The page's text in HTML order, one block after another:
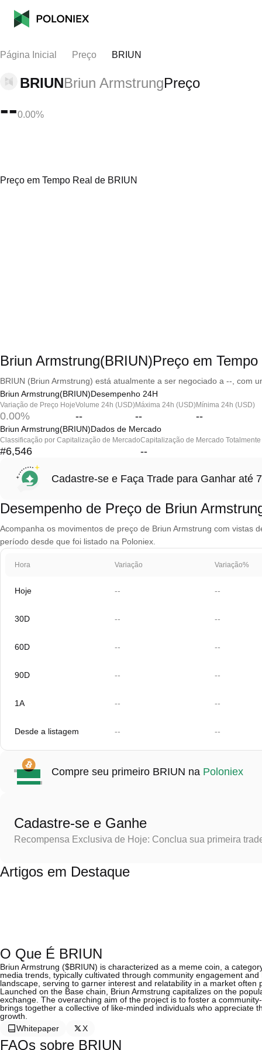
Página Inicial Preço BRIUN
BRIUNBriun ArmstrungPreço
--0.00%
Preço em Tempo Real de BRIUN
Briun Armstrung(BRIUN)Preço em Tempo
BRIUN (Briun Armstrung) está atualmente a ser negociado a --, com
Briun Armstrung(BRIUN)Desempenho 24H
Variação de Preço Hoje
0.00%
Volume 24h (USD)
--
Máxima 24h (USD)
--
Mínima 24h (USD)
--
Briun Armstrung(BRIUN)Dados de Mercado
Classificação por Capitalização de Mercado
#6,546
Capitalização de Mercado
--
Cadastre-se e Faça Trade para Ganhar até
Desempenho de Preço de Briun
Acompanha os movimentos de preço de Briun Armstrung com vistas
período desde que foi listado na Poloniex.
Hora Variação Variação%
Hoje -- --
30D -- --
60D -- --
90D -- --
1A -- --
Desde a listagem -- --
Compre seu primeiro BRIUN na Poloniex
Cadastre-se e Ganhe
Recompensa Exclusiva de Hoje: Conclua sua primeira
Artigos em Destaque
O Que É BRIUN
Briun Armstrung ($BRIUN) is characterized as a meme coin, a
media trends, typically cultivated through community engagement
landscape, serving to garner interest and relatability in a market often
Launched on the Base chain, Briun Armstrung capitalizes on the
exchange. The overarching aim of the project is to foster a
brings together a collective of like-minded individuals who appreciate
growth.
Whitepaper
X
FAQs sobre BRIUN